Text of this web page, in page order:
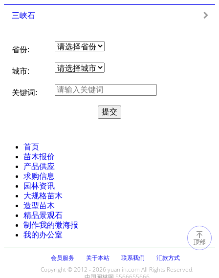
三峡石
省份:
城市:
关键词:
首页
苗木报价
产品供应
求购信息
园林资讯
大规格苗木
造型苗木
精品景观石
制作我的微海报
我的办公室
会员服务 关于本站 联系我们
汇款方式
Copyright © 2012 - 2026 yuanlin.com All Rights Reserved.